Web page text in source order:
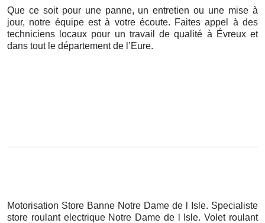
Que ce soit pour une panne, un entretien ou une mise à
jour, notre équipe est à votre écoute. Faites appel à des
techniciens locaux pour un travail de qualité à Évreux et
dans tout le département de l’Eure.
Motorisation Store Banne Notre Dame de l Isle. Specialiste
store roulant electrique Notre Dame de l Isle. Volet roulant